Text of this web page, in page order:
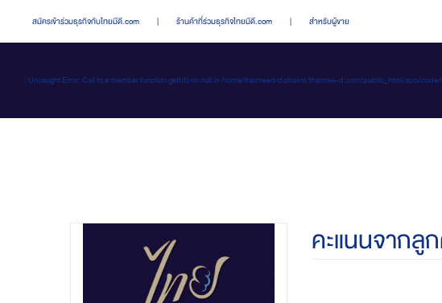
สมัครเข้าร่วมธุรกิจกับไทยมีดี.com | ร้านค้าที่ร่วมธุรกิจไทยมีดี.com | สำหรับผู้ขาย
: Uncaught Error: Call to a member function getId() on null in /home/thaimeed/domains/thaimee-d.com/public_html/app/
คะแนนจากลู